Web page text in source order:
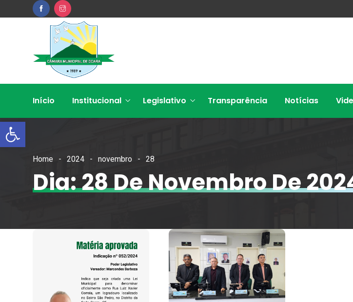
Open toolbar
Início Institucional Legislativo Transparência Notícias
Home 2024 novembro 28
Dia: 28 De Novembro De